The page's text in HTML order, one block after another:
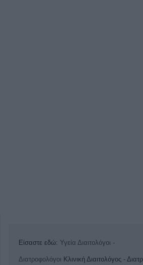
Είσαστε εδώ: Υγεία Διαιτολόγοι -
Διατροφολόγοι Κλινική Διαιτολόγος -